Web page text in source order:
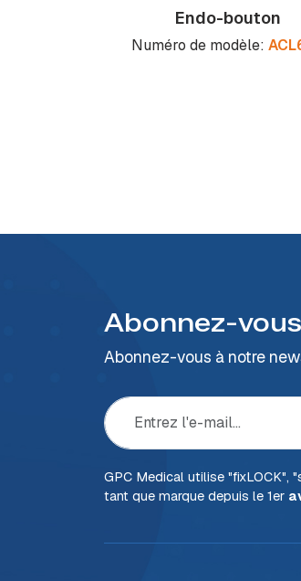
Endo-bouton
Numéro de modèle:
Abonnez-
Abonnez-vous à notre
GPC Medical utilise "fixLOCK",
tant que marque depuis le 1er